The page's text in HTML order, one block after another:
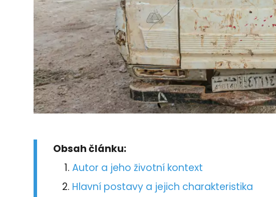
Obsah článku:
Autor a jeho životní kontext
Hlavní postavy a jejich charakteristika